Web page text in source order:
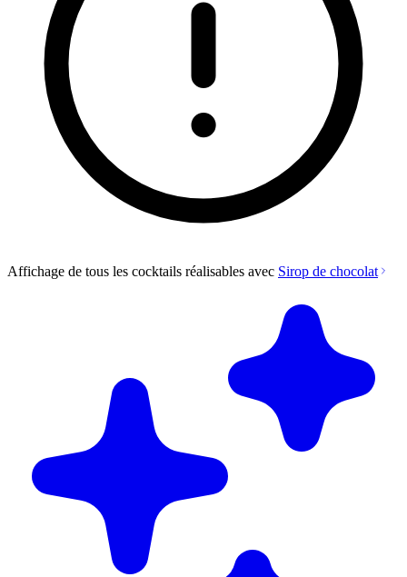
Affichage de tous les cocktails réalisables avec Sirop de chocolat